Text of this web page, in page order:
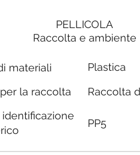
PELLICOLA
Raccolta e ambiente
materiali
la raccolta
Plastica
Raccolta
PP5